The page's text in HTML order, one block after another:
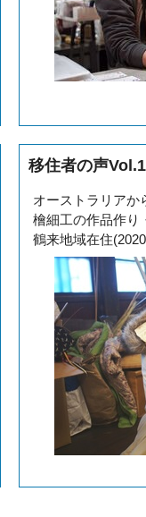
移住者の声
オーストラリアか
檜細工の作品作り
鶴来地域在住